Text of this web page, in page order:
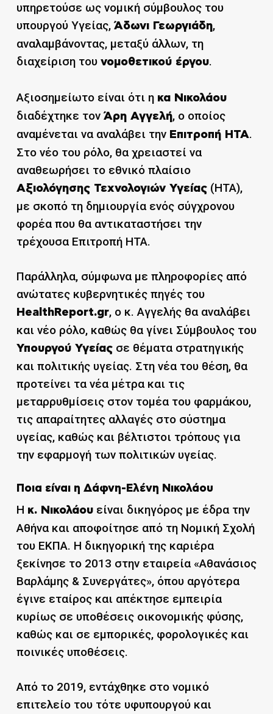
υπηρετούσε ως νομική σύμβουλος του
υπουργού Υγείας,Άδωνι Γεωργιάδη,
αναλαμβάνοντας, μεταξύ άλλων, τη
διαχείριση του νομοθετικού έργου.
Αξιοσημείωτο είναι ότι η κα Νικολάου
διαδέχτηκε τονΆρη Αγγελή, ο οποίος
αναμένεται να αναλάβει την Επιτροπή ΗΤΑ.
Στο νέο του ρόλο, θα χρειαστεί να
αναθεωρήσει το εθνικό πλαίσιο
Αξιολόγησης Τεχνολογιών Υγείας(HTA),
με σκοπό τη δημιουργία ενός σύγχρονου
φορέα που θα αντικαταστήσει την
τρέχουσα Επιτροπή ΗΤΑ.
Παράλληλα, σύμφωνα με πληροφορίες από
ανώτατες κυβερνητικές πηγές του
HealthReport.gr, ο κ. Αγγελής θα αναλάβει
και νέο ρόλο, καθώς θα γίνει Σύμβουλος του
Υπουργού Υγείαςσε θέματα στρατηγικής
και πολιτικής υγείας. Στη νέα του θέση, θα
προτείνει τα νέα μέτρα και τις
μεταρρυθμίσεις στον τομέα του φαρμάκου,
τις απαραίτητες αλλαγές στο σύστημα
υγείας, καθώς και βέλτιστοι τρόπους για
την εφαρμογή των πολιτικών υγείας.
Ποια είναι η Δάφνη-Ελένη Νικολάου
Η κ. Νικολάουείναι δικηγόρος με έδρα την
Αθήνα και αποφοίτησε από τη Νομική Σχολή
του ΕΚΠΑ. Η δικηγορική της καριέρα
ξεκίνησε το 2013 στην εταιρεία «Αθανάσιος
Βαρλάμης & Συνεργάτες», όπου αργότερα
έγινε εταίρος και απέκτησε εμπειρία
κυρίως σε υποθέσεις οικονομικής φύσης,
καθώς και σε εμπορικές, φορολογικές και
ποινικές υποθέσεις.
Από το 2019, εντάχθηκε στο νομικό
επιτελείο του τότε υφυπουργού και